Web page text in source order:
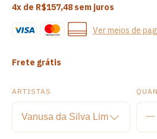
4x de R$157,48sem juros
Ver meios de
Frete grátis
ARTISTAS